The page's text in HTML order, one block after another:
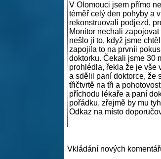
V Olomouci jsem přímo
téměř celý den pohyby a
rekonstruovali podjezd,
Monitor nechali
nešlo jí to, když jsme
zapojila to na prvníi
doktorku. Čekali jsme 30
prohlédla, řekla že je vše
a sdělil paní doktorce, že
třičtvrtě na tři a
příchodu lékaře a paní
pořádku, zřejmě by mu
Odkaz na místo
Vkládání nových